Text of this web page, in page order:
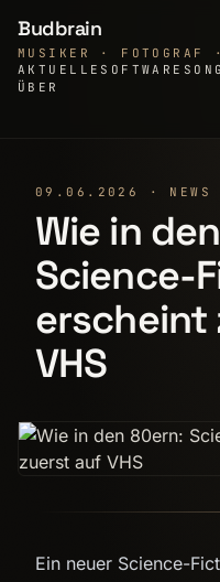
Budbrain
MUSIKER · FOTOGRAF
AKTUELLE SOFTWARE
ÜBER
09.06.2026 · NEWS
Wie in
Science-
erscheint
VHS
Ein neuer Science-